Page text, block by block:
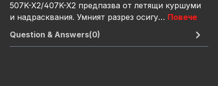
507K-X2/407K-X2 предпазва от летящи куршуми
и надрасквания. Умният разрез осигу… Повече
Question & Answers(0)